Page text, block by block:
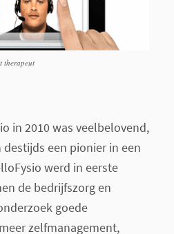
therapeut
in 2010 was veelbelovend,
een pionier in een
werd in eerste
de bedrijfszorg en
goede
zelfmanagement,